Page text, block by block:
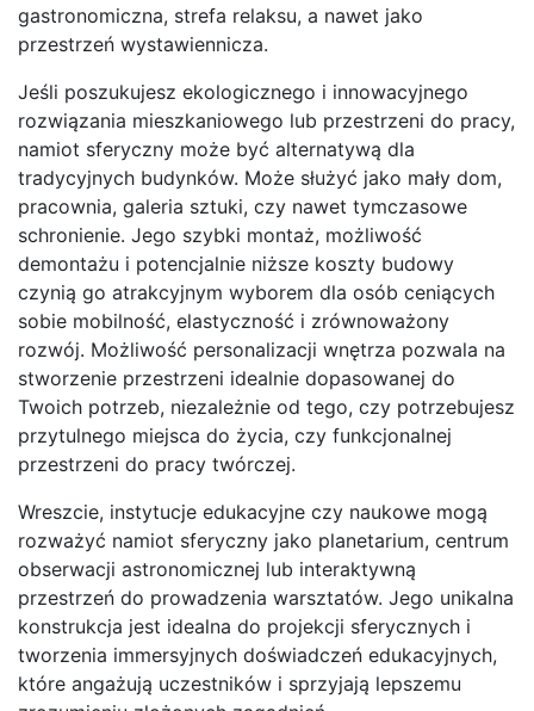
gastronomiczna, strefa relaksu, a nawet jako
przestrzeń wystawiennicza.
Jeśli poszukujesz ekologicznego i innowacyjnego
rozwiązania mieszkaniowego lub przestrzeni do pracy,
namiot sferyczny może być alternatywą dla
tradycyjnych budynków. Może służyć jako mały dom,
pracownia, galeria sztuki, czy nawet tymczasowe
schronienie. Jego szybki montaż, możliwość
demontażu i potencjalnie niższe koszty budowy
czynią go atrakcyjnym wyborem dla osób ceniących
sobie mobilność, elastyczność i zrównoważony
rozwój. Możliwość personalizacji wnętrza pozwala na
stworzenie przestrzeni idealnie dopasowanej do
Twoich potrzeb, niezależnie od tego, czy potrzebujesz
przytulnego miejsca do życia, czy funkcjonalnej
przestrzeni do pracy twórczej.
Wreszcie, instytucje edukacyjne czy naukowe mogą
rozważyć namiot sferyczny jako planetarium, centrum
obserwacji astronomicznej lub interaktywną
przestrzeń do prowadzenia warsztatów. Jego unikalna
konstrukcja jest idealna do projekcji sferycznych i
tworzenia immersyjnych doświadczeń edukacyjnych,
które angażują uczestników i sprzyjają lepszemu